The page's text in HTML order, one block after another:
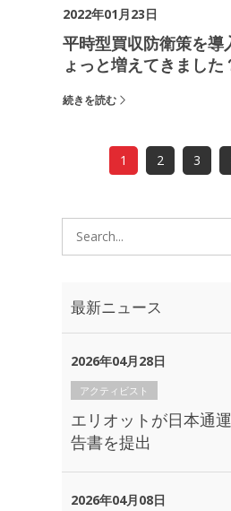
2022年01月23日
平時型買収防衛策を導
ょっと増えてきました
続きを読む
1 2 3
最新ニュース
2026年04月28日
アクティビスト
エリオットが日本通
告書を提出
2026年04月08日